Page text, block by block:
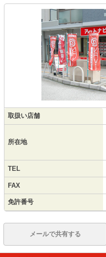
取扱い店舗
所在地
TEL
FAX
免許番号
メールで共有する